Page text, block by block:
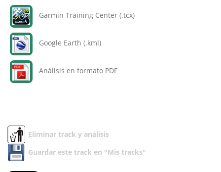
Garmin Training Center (.tcx)
Google Earth (.kml)
Análisis en formato PDF
Eliminar track y análisis
Guardar este track en "Mis tracks"